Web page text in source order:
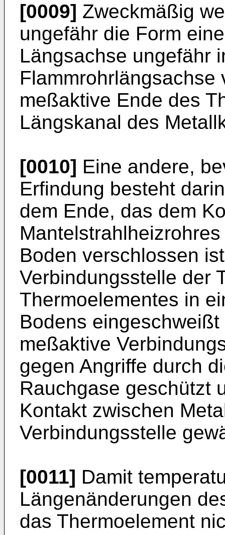
[0009] Zweckmäßig
ungefähr die Form
Längsachse ungefähr
Flammrohrlängsachse
meßaktive Ende des
Längskanal des
[0010] Eine andere,
Erfindung besteht
dem Ende, das dem
Boden verschlossen
Verbindungsstelle der
Thermoelementes in
Bodens
meßaktive
gegen Angriffe durch
Rauchgase geschützt
Kontakt zwischen
Verbindungsstelle
[0011] Damit
Längenänderungen
das Thermoelement